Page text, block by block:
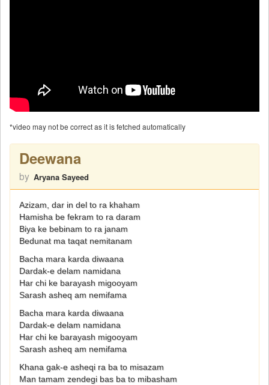
*video may not be correct as it is fetched automatically
Deewana
by Aryana Sayeed
Azizam, dar in del to ra khaham
Hamisha be fekram to ra daram
Biya ke bebinam to ra janam
Bedunat ma taqat nemitanam
Bacha mara karda diwaana
Dardak-e delam namidana
Har chi ke barayash migooyam
Sarash asheq am nemifama
Bacha mara karda diwaana
Dardak-e delam namidana
Har chi ke barayash migooyam
Sarash asheq am nemifama
Khana gak-e asheqi ra ba to misazam
Man tamam zendegi bas ba to mibasham